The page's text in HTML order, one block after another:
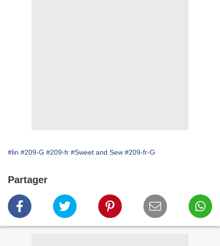
#lin #209-G #209-fr #Sweet and Sew #209-fr-G
Partager